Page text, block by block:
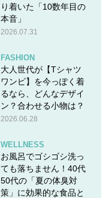
り着いた「10数年目の
本音」
2026.07.31
FASHION
大人世代が【Tシャツ
ワンピ】を今っぽく着
るなら、どんなデザイ
ン？合わせる小物は？
2026.06.28
WELLNESS
お風呂でゴシゴシ洗っ
ても落ちません！40代
50代の「夏の体臭対
策」に効果的な食品と